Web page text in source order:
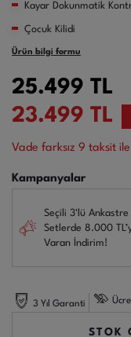
Kayar Dokunmatik
Çocuk Kilidi
Ürün bilgi formu
25.499 TL
23.499 TL
Vade farksız 9 taksit
Kampanyalar
Seçili 3'lü Ankastre
Setlerde 8.000
Varan İndirim!
3 Yıl Garanti
STOK